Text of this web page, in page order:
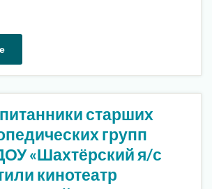
старших
групп
«Шахтёрский я/с
кинотеатр